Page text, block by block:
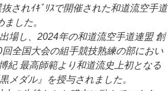
されｲｷﾞﾘｽで開催された和道流空手道
した。
場し、2024年の和道流空手道連盟 創
全国大会の組手競技熟練の部におい
紀 最高師範より和道流史上初となる
メダル』を授与されました。